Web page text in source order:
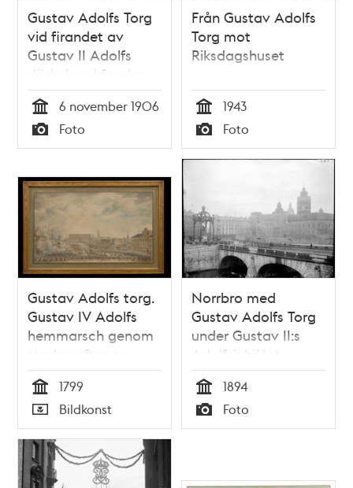
Gustav Adolfs Torg
vid firandet av
Gustav II Adolfs
dödsdag. I fonden
Operan
Tid
6 november 1906
Typ
Foto
Från Gustav Adolfs
Torg mot
Riksdagshuset
Tid
1943
Typ
Foto
Gustav Adolfs torg.
Gustav IV Adolfs
hemmarsch genom
staden efter en
trupprevy på
Ladugårdsgärde
Tid
1799
Typ
Bildkonst
Norrbro med
Gustav Adolfs Torg
under Gustav II:s
Adolfsjubiléet
Tid
1894
Typ
Foto